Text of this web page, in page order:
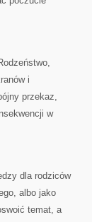
i
przekaz,
w
dla rodziców
albo jako
temat, a